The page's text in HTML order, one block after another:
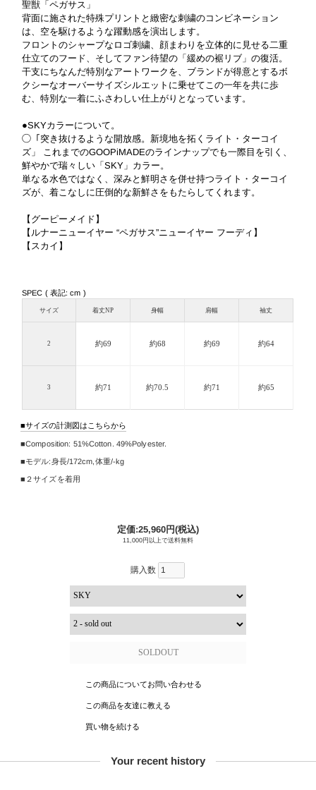
聖獣「ペガサス」
背面に施された特殊プリントと緻密な刺繍のコンビネーション
は、空を駆けるような躍動感を演出します。
フロントのシャープなロゴ刺繍、顔まわりを立体的に見せる二重
仕立てのフード、そしてファン待望の「緩めの裾リブ」の復活。
干支にちなんだ特別なアートワークを、ブランドが得意とするボ
クシーなオーバーサイズシルエットに乗せてこの一年を共に歩
む、特別な一着にふさわしい仕上がりとなっています。
●SKYカラーについて。
◯「突き抜けるような開放感。新境地を拓くライト・ターコイ
ズ」 これまでのGOOPiMADEのラインナップでも一際目を引く、
鮮やかで瑞々しい「SKY」カラー。
単なる水色ではなく、深みと鮮明さを併せ持つライト・ターコイ
ズが、着こなしに圧倒的な新鮮さをもたらしてくれます。
【グーピーメイド】
【ルナーニューイヤー “ペガサス”ニューイヤー フーディ】
【スカイ】
SPEC ( 表記: cm )
サイズ 着丈NP 身幅 肩幅 袖丈
2 約69 約68 約69 約64
3 約71 約70.5 約71 約65
サイズの計測図はこちらから
Composition: 51%Cotton. 49%Polyester.
モデル:身長/172cm,体重/-kg
２サイズを着用
定価:25,960円(税込)
11,000円以上で送料無料
購入数
この商品についてお問い合わせる
この商品を友達に教える
買い物を続ける
Your recent history